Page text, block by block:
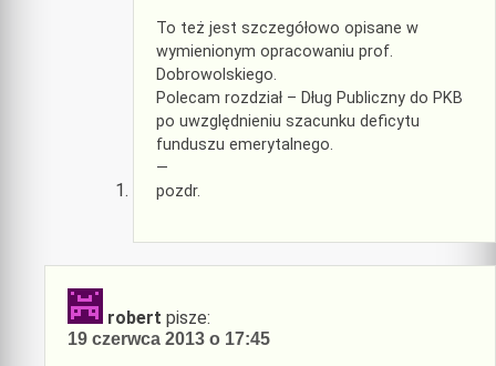
To też jest szczegółowo opisane w
wymienionym opracowaniu prof.
Dobrowolskiego.
Polecam rozdział – Dług Publiczny do PKB
po uwzględnieniu szacunku deficytu
funduszu emerytalnego.
—
pozdr.
robert pisze:
19 czerwca 2013 o 17:45